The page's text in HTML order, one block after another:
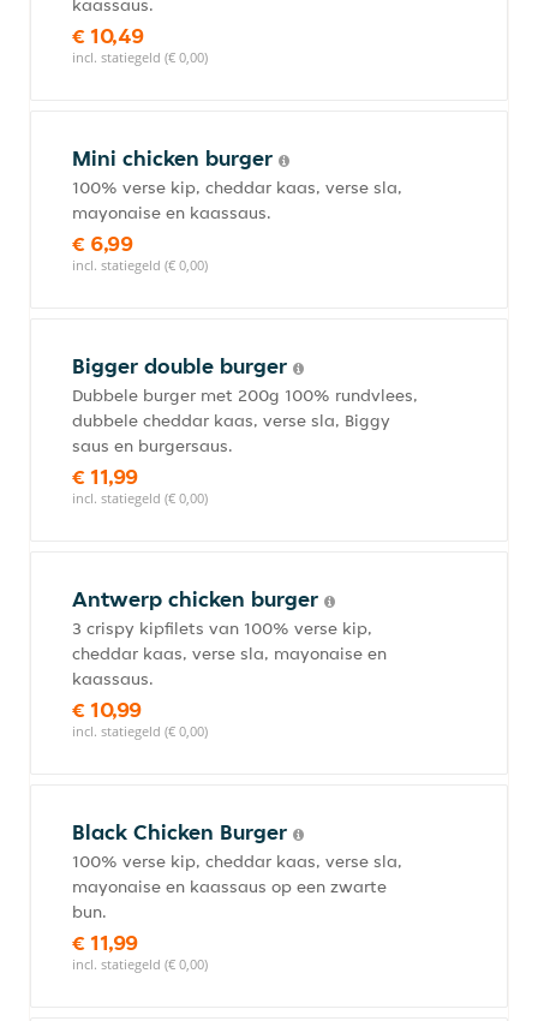
kaassaus.
€ 10,49
incl. statiegeld (€ 0,00)
Mini chicken burger
100% verse kip, cheddar kaas, verse sla,
mayonaise en kaassaus.
€ 6,99
incl. statiegeld (€ 0,00)
Bigger double burger
Dubbele burger met 200g 100% rundvlees,
dubbele cheddar kaas, verse sla, Biggy
saus en burgersaus.
€ 11,99
incl. statiegeld (€ 0,00)
Antwerp chicken burger
3 crispy kipfilets van 100% verse kip,
cheddar kaas, verse sla, mayonaise en
kaassaus.
€ 10,99
incl. statiegeld (€ 0,00)
Black Chicken Burger
100% verse kip, cheddar kaas, verse sla,
mayonaise en kaassaus op een zwarte
bun.
€ 11,99
incl. statiegeld (€ 0,00)